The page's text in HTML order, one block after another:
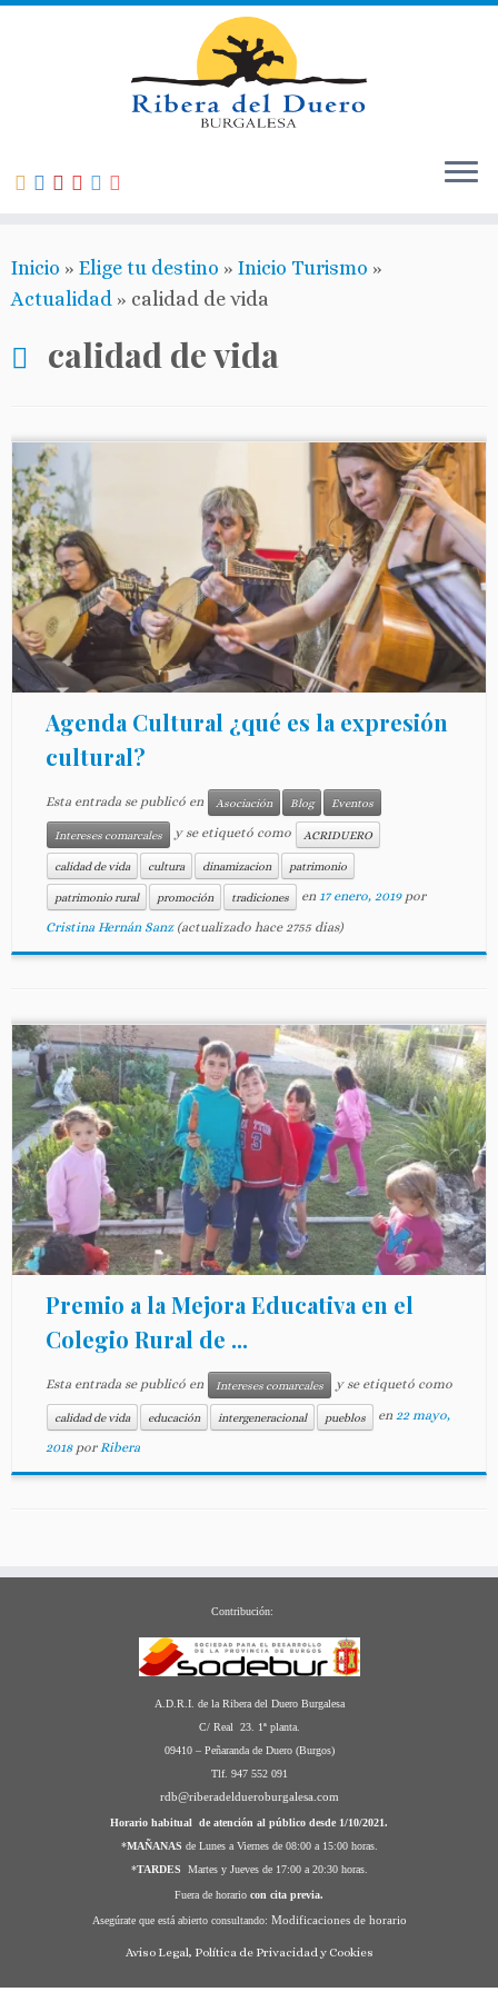
Inicio » Elige tu destino » Inicio Turismo »
Actualidad » calidad de vida
calidad de vida
Agenda Cultural ¿qué es la expresión
cultural?
Esta entrada se publicó en Asociación Blog Eventos
Intereses comarcales y se etiquetó como ACRIDUERO
calidad de vida cultura dinamizacion patrimonio
patrimonio rural promoción tradiciones en 17 enero, 2019 por
Cristina Hernán Sanz(actualizado hace 2755 dias)
Premio a la Mejora Educativa en el
Colegio Rural de ...
Esta entrada se publicó en Intereses comarcales y se etiquetó como
calidad de vida educación intergeneracional pueblos en 22 mayo,
2018 por Ribera
Contribución:
A.D.R.I. de la Ribera del Duero Burgalesa
C/ Real 23. 1ª planta.
09410 – Peñaranda de Duero (Burgos)
Tlf. 947 552 091
rdb@riberadeldueroburgalesa.com
Horario habitual de atención al público desde 1/10/2021.
*MAÑANAS de Lunes a Viernes de 08:00 a 15:00 horas.
*TARDES Martes y Jueves de 17:00 a 20:30 horas.
Fuera de horario con cita previa.
Asegúrate que está abierto consultando: Modificaciones de horario
Aviso Legal, Política de Privacidad y Cookies